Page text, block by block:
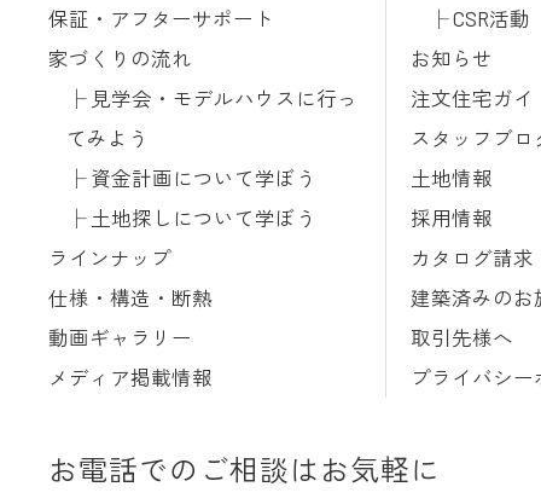
保証・アフターサポート
家づくりの流れ
見学会・モデルハウスに行っ
てみよう
資金計画について学ぼう
土地探しについて学ぼう
ラインナップ
仕様・構造・断熱
動画ギャラリー
メディア掲載情報
CSR活動
お知らせ
注文住宅ガイ
スタッフブロ
土地情報
採用情報
カタログ請求
建築済みのお
取引先様へ
プライバシー
お電話でのご相談はお気軽に